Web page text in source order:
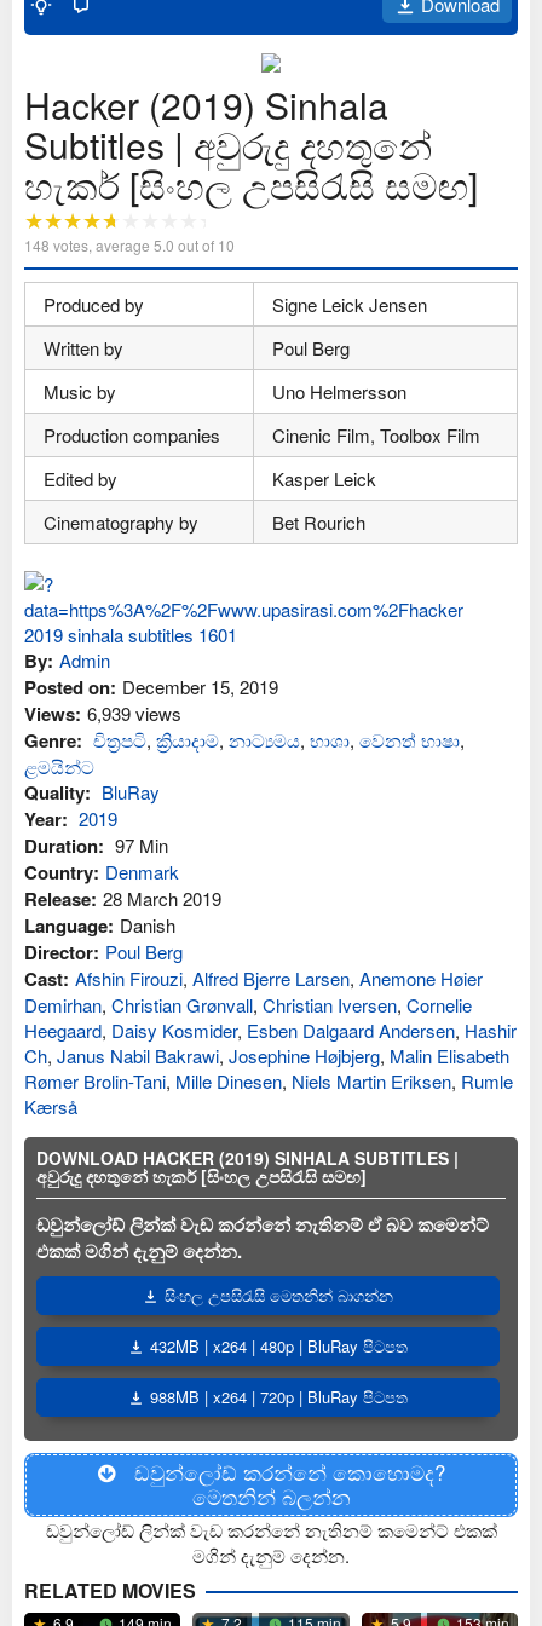
Hacker (2019) Sinhala
Subtitles | අවුරුදු දහතුනේ
හැකර් [සිංහල උපසිරැසි සමඟ]
148 votes, average 5.0 out of 10
Produced by
Signe Leick Jensen
Written by
Poul Berg
Music by
Uno Helmersson
Production companies
Cinenic Film, Toolbox Film
Edited by
Kasper Leick
Cinematography by
Bet Rourich
By: Admin
Posted on: December 15, 2019
Views: 6,939 views
Genre: චිත්‍රපටි, ක්‍රියාදාම, නාට්‍යමය, භාශා, වෙනත් භාෂා,
ළමයින්ට
Quality: BluRay
Year: 2019
Duration: 97 Min
Country: Denmark
Release: 28 March 2019
Language: Danish
Director: Poul Berg
Cast: Afshin Firouzi, Alfred Bjerre Larsen, Anemone Høier
Demirhan, Christian Grønvall, Christian Iversen, Cornelie
Heegaard, Daisy Kosmider, Esben Dalgaard Andersen, Hashir
Ch, Janus Nabil Bakrawi, Josephine Højbjerg, Malin Elisabeth
Rømer Brolin-Tani, Mille Dinesen, Niels Martin Eriksen, Rumle
Kærså
DOWNLOAD HACKER (2019) SINHALA SUBTITLES |
අවුරුදු දහතුනේ හැකර් [සිංහල උපසිරැසි සමඟ]
ඩවුන්ලෝඩ් ලින්ක් වැඩ කරන්නේ නැතිනම් ඒ බව කමෙන්ට්
එකක් මගින් දැනුම් දෙන්න.
සිංහල උපසිරැසි මෙතනින් බාගන්න
432MB | x264 | 480p | BluRay පිටපත
988MB | x264 | 720p | BluRay පිටපත
ඩවුන්ලෝඩ් කරන්නේ කොහොමද?
මෙතනින් බලන්න
ඩවුන්ලෝඩ් ලින්ක් වැඩ කරන්නේ නැතිනම් කමෙන්ට් එකක්
මගින් දැනුම් දෙන්න.
RELATED MOVIES